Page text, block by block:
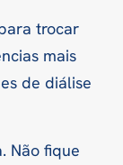
trocar
mais
de diálise
Não fique